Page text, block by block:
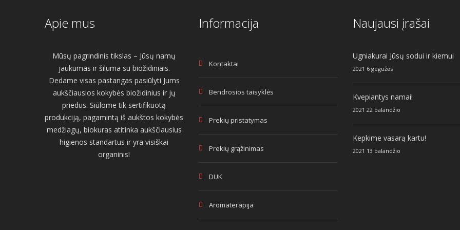
Apie mus
Mūsų pagrindinis tikslas – Jūsų namų
jaukumas ir šiluma su biožidiniais.
Dedame visas pastangas pasiūlyti Jums
aukščiausios kokybės biožidinius ir jų
priedus. Siūlome tik sertifikuotą
produkciją, pagamintą iš aukštos kokybės
medžiagų, biokuras atitinka aukščiausius
higienos standartus ir yra visiškai
organinis!
Informacija
Kontaktai
Bendrosios taisyklės
Prekių pristatymas
Prekių grąžinimas
DUK
Aromaterapija
Naujausi įrašai
Ugniakurai Jūsų sodui ir kiemui
2021 6 gegužės
Kvepiantys namai!
2021 22 balandžio
Kepkime vasarą kartu!
2021 13 balandžio